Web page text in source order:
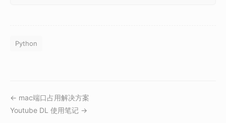
Python
← mac端口占用解决方案
Youtube DL 使用笔记 →